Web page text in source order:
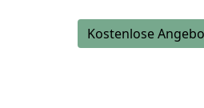
Kostenlose